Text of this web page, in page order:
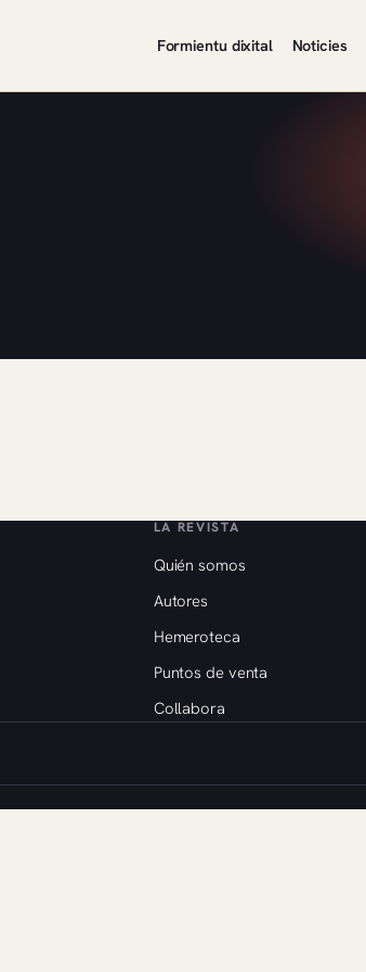
Formientu dixital Noticies
LA REVISTA
Quién somos
Autores
Hemeroteca
Puntos de venta
Collabora